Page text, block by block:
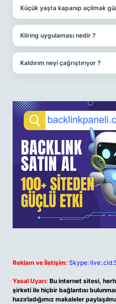
Küçük yaşta kapanıp açilmak
Kliring uygulaması nedir ?
Kaldırım neyi çağrıştırıyor ?
Reklam ve İletişim: Skype:
Yasal Uyarı: Bu internet sitesi,
şirketi ile hiçbir bağlantısı
hazırladığımız makaleler